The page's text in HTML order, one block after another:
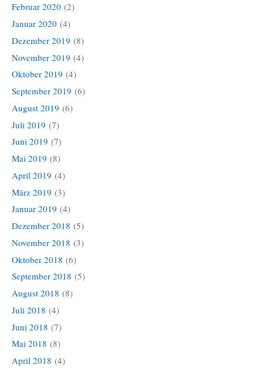
Februar 2020 (2)
Januar 2020 (4)
Dezember 2019 (8)
November 2019 (4)
Oktober 2019 (4)
September 2019 (6)
August 2019 (6)
Juli 2019 (7)
Juni 2019 (7)
Mai 2019 (8)
April 2019 (4)
März 2019 (3)
Januar 2019 (4)
Dezember 2018 (5)
November 2018 (3)
Oktober 2018 (6)
September 2018 (5)
August 2018 (8)
Juli 2018 (4)
Juni 2018 (7)
Mai 2018 (8)
April 2018 (4)